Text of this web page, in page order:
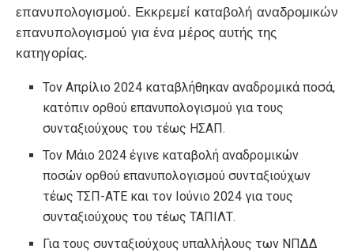
επανυπολογισμού. Εκκρεμεί καταβολή αναδρομικών
επανυπολογισμού για ένα μέρος αυτής της
κατηγορίας.
Τον Απρίλιο 2024 καταβλήθηκαν αναδρομικά ποσά,
κατόπιν ορθού επανυπολογισμού για τους
συνταξιούχους του τέως ΗΣΑΠ.
Τον Μάιο 2024 έγινε καταβολή αναδρομικών
ποσών ορθού επανυπολογισμού συνταξιούχων
τέως ΤΣΠ-ΑΤΕ και τον Ιούνιο 2024 για τους
συνταξιούχους του τέως ΤΑΠΙΛΤ.
Για τους συνταξιούχους υπαλλήλους των ΝΠΔΔ